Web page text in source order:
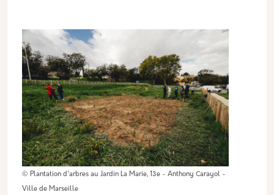
© Plantation d'arbres au Jardin La Marie, 13e - Anthony Carayol -
Ville de Marseille